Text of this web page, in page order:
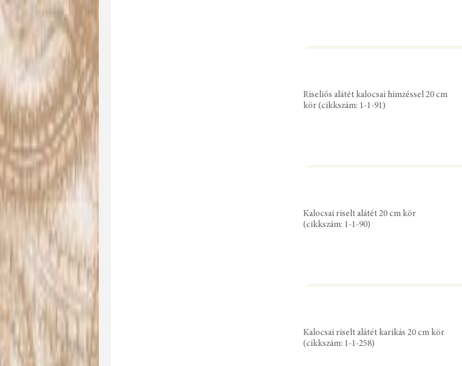
Riseliős alátét kalocsai hímzéssel 20 cm
kör (cikkszám: 1-1-91)
Kalocsai riselt alátét 20 cm kör
(cikkszám: 1-1-90)
Kalocsai riselt alátét karikás 20 cm kör
(cikkszám: 1-1-258)